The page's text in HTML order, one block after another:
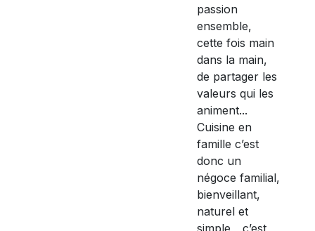
passion
ensemble,
cette fois main
dans la main,
de partager les
valeurs qui les
animent...
Cuisine en
famille c’est
donc un
négoce familial,
bienveillant,
naturel et
simple... c’est